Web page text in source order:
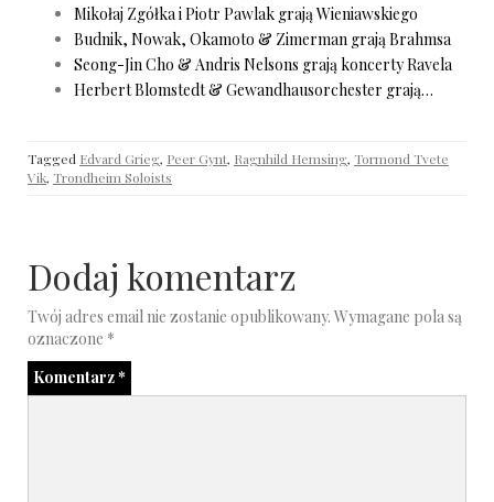
Mikołaj Zgółka i Piotr Pawlak grają Wieniawskiego
Budnik, Nowak, Okamoto & Zimerman grają Brahmsa
Seong-Jin Cho & Andris Nelsons grają koncerty Ravela
Herbert Blomstedt & Gewandhausorchester grają…
Tagged Edvard Grieg, Peer Gynt, Ragnhild Hemsing, Tormond Tvete
Vik, Trondheim Soloists
Dodaj komentarz
Twój adres email nie zostanie opublikowany. Wymagane pola są
oznaczone *
Komentarz*